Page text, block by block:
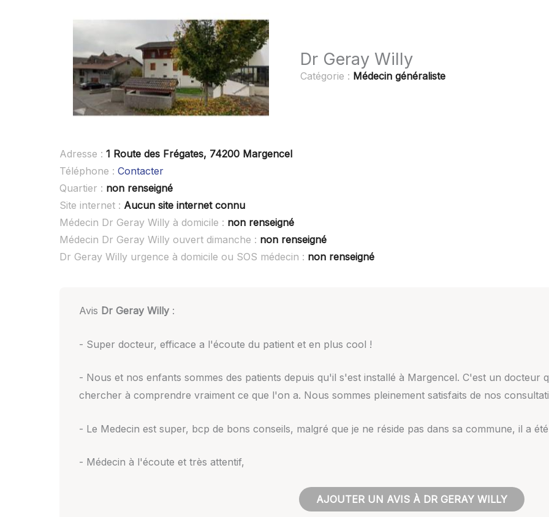
Dr Geray Willy
Catégorie : Médecin généraliste
Adresse : 1 Route des Frégates, 74200 Margencel
Téléphone : Contacter
Quartier : non renseigné
Site internet : Aucun site internet connu
Médecin Dr Geray Willy à domicile : non renseigné
Médecin Dr Geray Willy ouvert dimanche : non renseigné
Dr Geray Willy urgence à domicile ou SOS médecin : non renseigné
Avis Dr Geray Willy :
- Super docteur, efficace a l'écoute du patient et en plus cool !
- Nous et nos enfants sommes des patients depuis qu'il s'est installé à Margencel. C'est un docteur
chercher à comprendre vraiment ce que l'on a. Nous sommes pleinement satisfaits de nos
- Le Medecin est super, bcp de bons conseils, malgré que je ne réside pas dans sa commune, il a
- Médecin à l'écoute et très attentif,
AJOUTER UN AVIS À DR GERAY WILLY